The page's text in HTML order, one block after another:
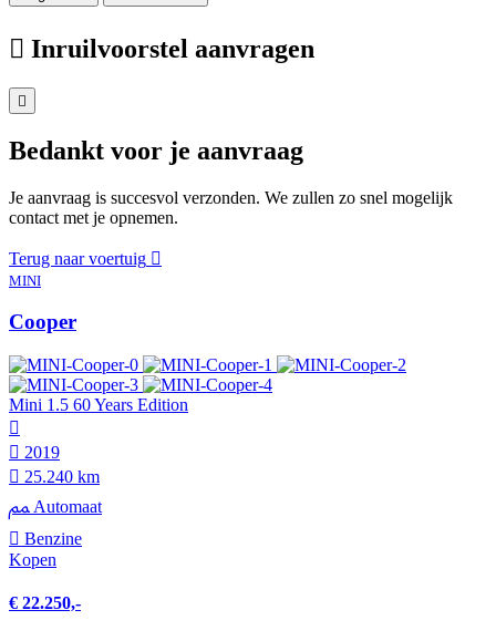
Inruilvoorstel aanvragen
Bedankt voor je aanvraag
Je aanvraag is succesvol verzonden. We zullen zo snel mogelijk
contact met je opnemen.
Terug naar voertuig
MINI
Cooper
Mini 1.5 60 Years Edition
2019
25.240 km
Automaat
Benzine
Kopen
€ 22.250,-